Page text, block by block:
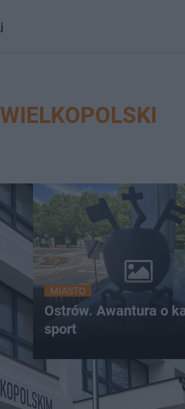
MIASTO
Ostrów. Awantura o
sport